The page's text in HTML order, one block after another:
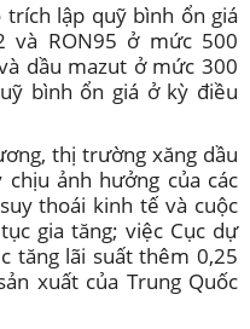
lập quỹ bình ổn giá
và RON95 ở mức 500
dầu mazut ở mức 300
bình ổn giá ở kỳ điều
thị trường xăng dầu
ảnh hưởng của các
thoái kinh tế và cuộc
gia tăng; việc Cục dự
tăng lãi suất thêm 0,25
xuất của Trung Quốc